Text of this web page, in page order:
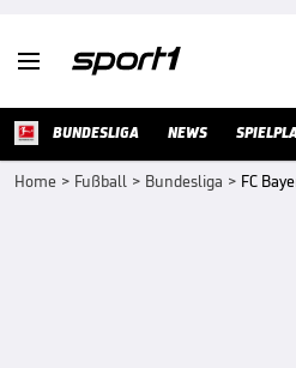

BUNDESLIGA NEWS
Home > Fußball > Bundesliga > FC